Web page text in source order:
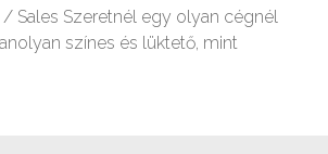
Sales Szeretnél egy olyan cégnél
színes és lüktető, mint